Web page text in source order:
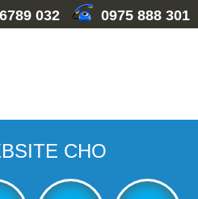
032 0975 888 301
CHO